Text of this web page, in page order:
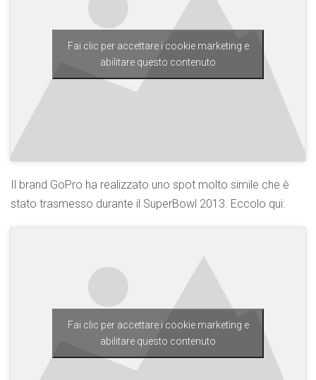
Fai clic per accettare i cookie marketing e
abilitare questo contenuto
Il brand GoPro ha realizzato uno spot molto simile che è
stato trasmesso durante il SuperBowl 2013. Eccolo qui:
Fai clic per accettare i cookie marketing e
abilitare questo contenuto